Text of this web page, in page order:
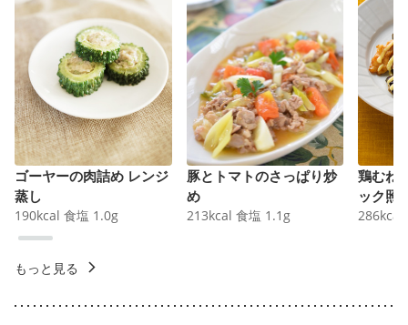
ゴーヤーの肉詰め レンジ
蒸し
190kcal 食塩 1.0g
豚とトマトのさっぱり炒
め
213kcal 食塩 1.1 g
鶏むね
ック照
286kcal
もっと見る